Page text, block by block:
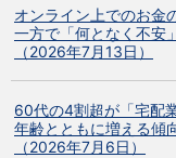
オンライン上でのお金
一方で「何となく不安
（2026年7月13日）
60代の4割超が「宅配
年齢とともに増える傾
（2026年7月6日）